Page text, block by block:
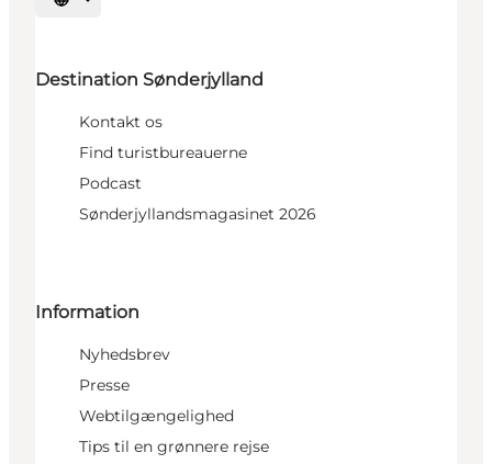
Vælg sprog
Destination Sønderjylland
Kontakt os
Find turistbureauerne
Podcast
Sønderjyllandsmagasinet 2026
Information
Nyhedsbrev
Presse
Webtilgængelighed
Tips til en grønnere rejse